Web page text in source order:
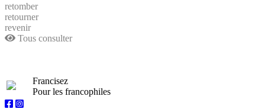
retomber
retourner
revenir
Tous consulter
Francisez
Pour les francophiles